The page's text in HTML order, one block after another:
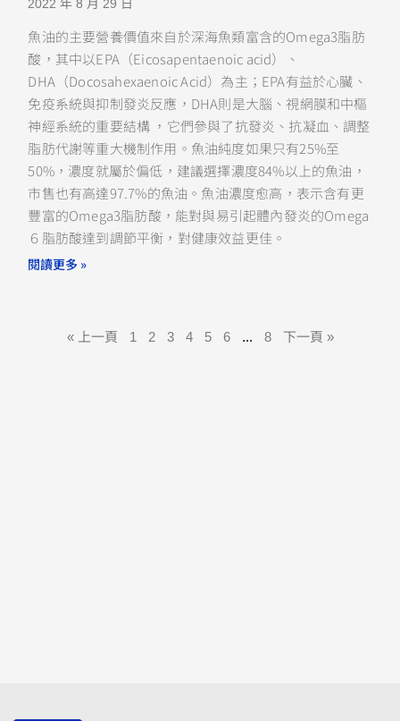
2022 年 8 月 29 日
魚油的主要營養價值來自於深海魚類富含的Omega3脂肪
酸，其中以EPA（Eicosapentaenoic acid）、
DHA（Docosahexaenoic Acid）為主；EPA有益於心臟、
免疫系統與抑制發炎反應，DHA則是大腦、視網膜和中樞
神經系統的重要結構 ，它們參與了抗發炎、抗凝血、調整
脂肪代謝等重大機制作用。魚油純度如果只有25%至
50%，濃度就屬於偏低，建議選擇濃度84%以上的魚油，
市售也有高達97.7%的魚油。魚油濃度愈高，表示含有更
豐富的Omega3脂肪酸，能對與易引起體內發炎的Omega
６脂肪酸達到調節平衡，對健康效益更佳。
閱讀更多 »
« 上一頁 1 2 3 4 5 6 ... 8 下一頁 »